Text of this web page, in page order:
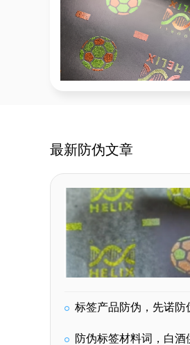
最新防伪文章
标签产品防伪，先诺
防伪标签材料词，白